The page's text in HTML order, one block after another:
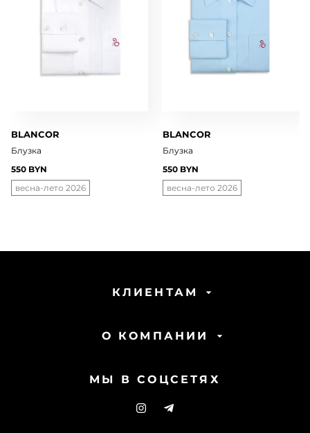
BLANCOR
Блузка
550 BYN
весна-лето 2026
BLANCOR
Блузка
550 BYN
весна-лето 2026
КЛИЕНТАМ
О КОМПАНИИ
МЫ В СОЦСЕТЯХ